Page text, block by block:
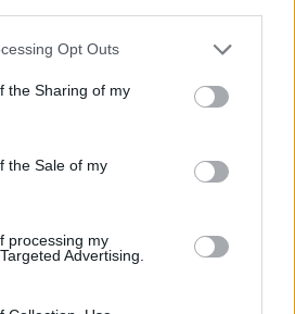
app uses one or more Google
usage behaviour. You may click to
Google and its third-party tags to
specified purposes in below Google
Opt Outs
the Sharing of my
the Sale of my
processing my
Advertising.
Dányi Gyöngyi